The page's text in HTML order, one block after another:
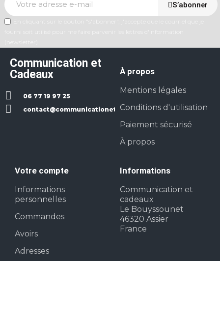
S’abonner
Communication et
Cadeaux
06 77 19 97 25
contact@communicationetcadeaux.fr
À propos
Mentions légales
Conditions d'utilisation
Paiement sécurisé
À propos
Votre compte
Informations
personnelles
Commandes
Avoirs
Adresses
Informations
Communication et
cadeaux
Le Bouyssounet
46320 Assier
France